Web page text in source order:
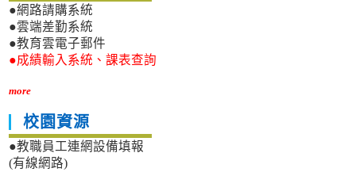
●網路請購系統
●雲端差勤系統
●教育雲電子郵件
●成績輸入系統、課表查詢
more
校園資源
●教職員工連網設備填報
(有線網路)